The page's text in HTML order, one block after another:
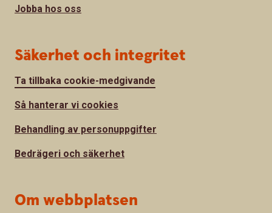
Jobba hos oss
Säkerhet och integritet
Ta tillbaka cookie-medgivande
Så hanterar vi cookies
Behandling av personuppgifter
Bedrägeri och säkerhet
Om webbplatsen